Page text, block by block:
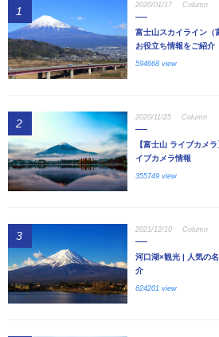
1 2020/01/17 Column
富士山スカイライン（
お役立ち情報をご紹介
594668 view
2 2020/11/25 Column
【富士山 ライブカメ
イブカメラ情報
355749 view
3 2021/12/10 Column
河口湖×観光 | 人気の
介
624201 view